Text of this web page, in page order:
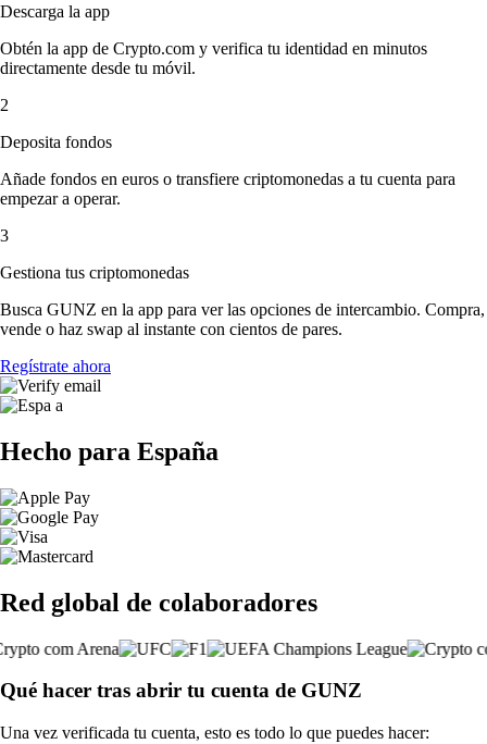
Descarga la app
Obtén la app de Crypto.com y verifica tu identidad en minutos
directamente desde tu móvil.
2
Deposita fondos
Añade fondos en euros o transfiere criptomonedas a tu cuenta para
empezar a operar.
3
Gestiona tus criptomonedas
Busca GUNZ en la app para ver las opciones de intercambio. Compra,
vende o haz swap al instante con cientos de pares.
Regístrate ahora
Hecho para España
Red global de colaboradores
Qué hacer tras abrir tu cuenta de GUNZ
Una vez verificada tu cuenta, esto es todo lo que puedes hacer: